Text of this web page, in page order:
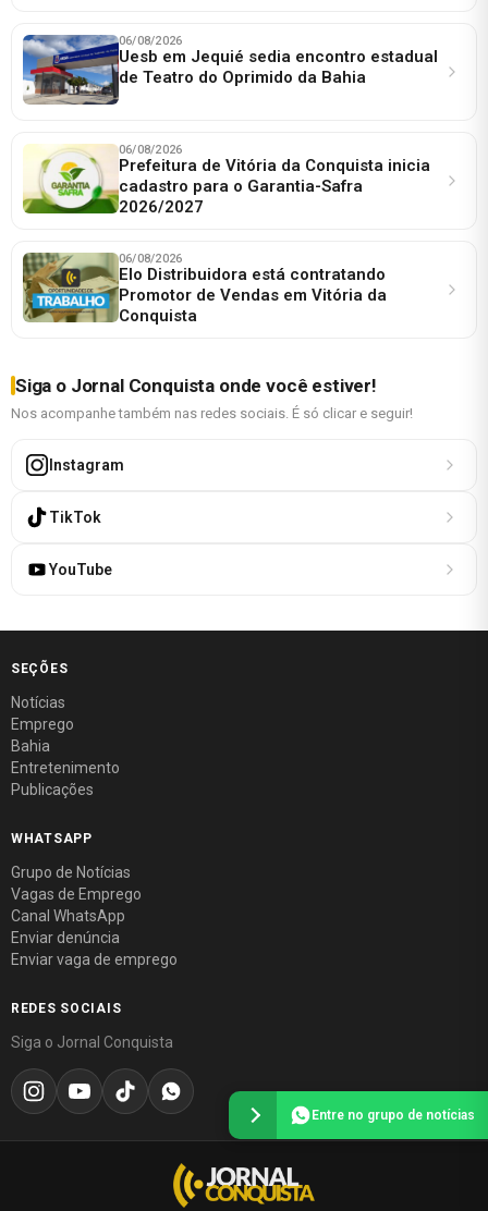
06/08/2026
Uesb em Jequié sedia encontro estadual
de Teatro do Oprimido da Bahia
06/08/2026
Prefeitura de Vitória da Conquista inicia
cadastro para o Garantia-Safra
2026/2027
06/08/2026
Elo Distribuidora está contratando
Promotor de Vendas em Vitória da
Conquista
Siga o Jornal Conquista onde você estiver!
Nos acompanhe também nas redes sociais. É só clicar e seguir!
Instagram
TikTok
YouTube
SEÇÕES
Notícias
Emprego
Bahia
Entretenimento
Publicações
WHATSAPP
Grupo de Notícias
Vagas de Emprego
Canal WhatsApp
Enviar denúncia
Enviar vaga de emprego
REDES SOCIAIS
Siga o Jornal Conquista
Entre no grupo de notícias